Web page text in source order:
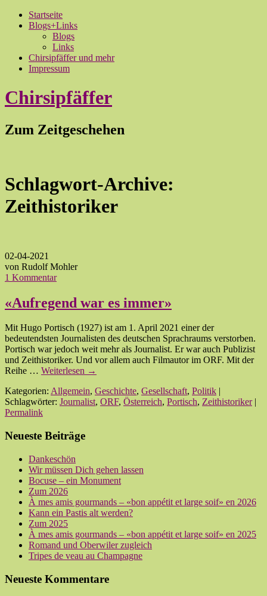
Startseite
Blogs+Links
Blogs
Links
Chirsipfäffer und mehr
Impressum
Chirsipfäffer
Zum Zeitgeschehen
Schlagwort-Archive:
Zeithistoriker
02-04-2021
von Rudolf Mohler
1 Kommentar
«Aufregend war es immer»
Mit Hugo Portisch (1927) ist am 1. April 2021 einer der
bedeutendsten Journalisten des deutschen Sprachraums verstorben.
Portisch war jedoch weit mehr als Journalist. Er war auch Publizist
und Zeithistoriker. Und vor allem auch Filmautor im ORF. Mit der
Reihe … Weiterlesen →
Kategorien: Allgemein, Geschichte, Gesellschaft, Politik
Schlagwörter: Journalist, ORF, Österreich, Portisch, Zeithistoriker|
Permalink
Neueste Beiträge
Dankeschön
Wir müssen Dich gehen lassen
Bocuse – ein Monument
Zum 2026
À mes amis gourmands – «bon appétit et large soif» en 2026
Kann ein Pastis alt werden?
Zum 2025
À mes amis gourmands – «bon appétit et large soif» en 2025
Romand und Oberwiler zugleich
Tripes de veau au Champagne
Neueste Kommentare